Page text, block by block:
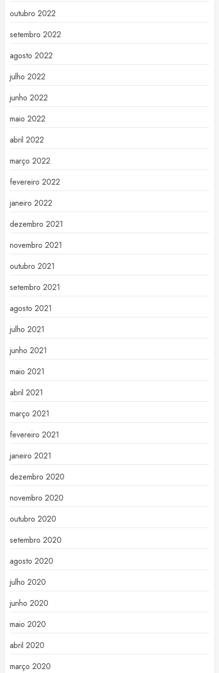
outubro 2022
setembro 2022
agosto 2022
julho 2022
junho 2022
maio 2022
abril 2022
março 2022
fevereiro 2022
janeiro 2022
dezembro 2021
novembro 2021
outubro 2021
setembro 2021
agosto 2021
julho 2021
junho 2021
maio 2021
abril 2021
março 2021
fevereiro 2021
janeiro 2021
dezembro 2020
novembro 2020
outubro 2020
setembro 2020
agosto 2020
julho 2020
junho 2020
maio 2020
abril 2020
março 2020